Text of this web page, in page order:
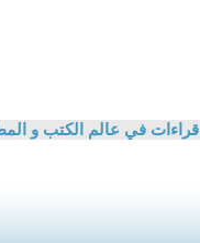
قراءات في عالم الكتب و